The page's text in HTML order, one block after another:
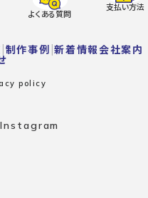
よくある質問
支払い方法
制作事例 新着情報会社案内
policy
Instagram